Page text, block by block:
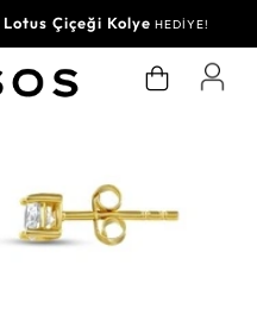
Lotus Çiçeği Kolye HEDİYE!